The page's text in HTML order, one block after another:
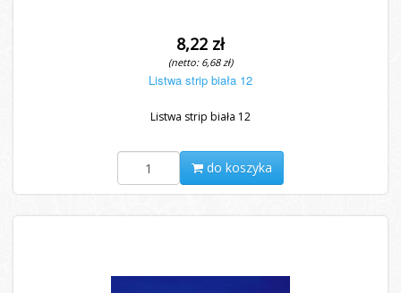
8,22 zł
(netto: 6,68 zł)
Listwa strip biała 12
Listwa strip biała 12
do koszyka